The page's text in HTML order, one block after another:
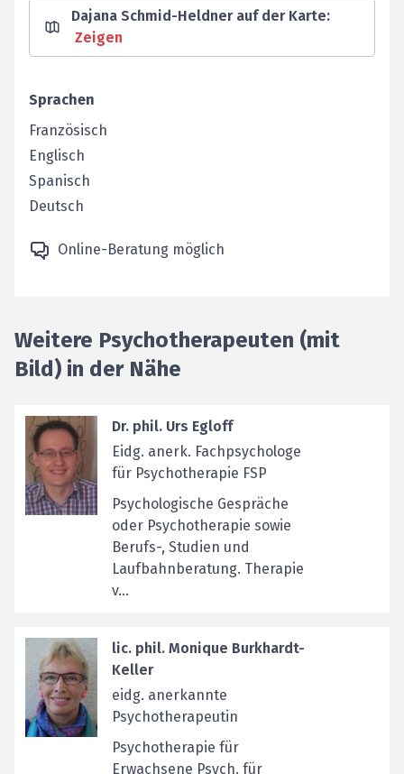
Dajana Schmid-Heldner auf der Karte:
Zeigen
Sprachen
Französisch
Englisch
Spanisch
Deutsch
Online-Beratung möglich
Weitere Psychotherapeuten (mit
Bild) in der Nähe
Dr. phil. Urs Egloff
Eidg. anerk. Fachpsychologe
für Psychotherapie FSP
Psychologische Gespräche
oder Psychotherapie sowie
Berufs-, Studien und
Laufbahnberatung. Therapie
v...
lic. phil. Monique Burkhardt-
Keller
eidg. anerkannte
Psychotherapeutin
Psychotherapie für
Erwachsene Psych. für